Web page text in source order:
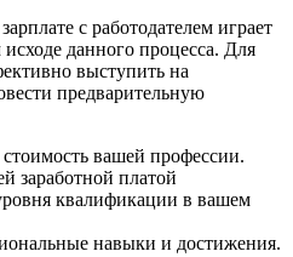
с работодателем играет
данного процесса. Для
выступить на
предварительную
вашей профессии.
заработной платой
квалификации в вашем
навыки и достижения.